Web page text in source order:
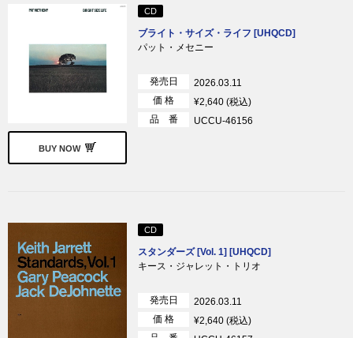
BUY NOW
CD
ブライト・サイズ・ライフ [UHQCD]
パット・メセニー
発売日
2026.03.11
価 格
¥2,640 (税込)
品 番
UCCU-46156
CD
スタンダーズ [Vol. 1] [UHQCD]
キース・ジャレット・トリオ
発売日
2026.03.11
価 格
¥2,640 (税込)